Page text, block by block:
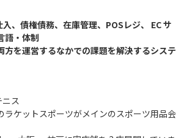
、債権債務、在庫管理、POSレジ、 EC サ
語・体制
方を運営するなかでの課題を解決するシステ
ス
ラケットスポーツがメインのスポーツ用品会